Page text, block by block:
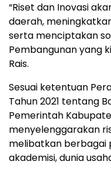
“Riset dan Inovasi
daerah,
serta menciptakan
Pembangunan yang
Rais.
Sesuai ketentuan
Tahun 2021 tentang
Pemerintah
menyelenggarakan
melibatkan berbagai
akademisi, dunia